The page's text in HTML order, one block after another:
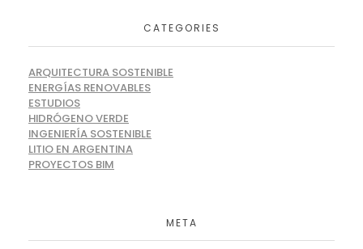
CATEGORIES
ARQUITECTURA SOSTENIBLE
ENERGÍAS RENOVABLES
ESTUDIOS
HIDRÓGENO VERDE
INGENIERÍA SOSTENIBLE
LITIO EN ARGENTINA
PROYECTOS BIM
META